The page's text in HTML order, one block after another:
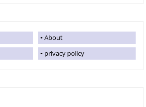
About
privacy policy